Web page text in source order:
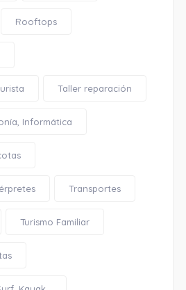
Rooftops
Taller reparación
Informática
Transportes
Turismo Familiar